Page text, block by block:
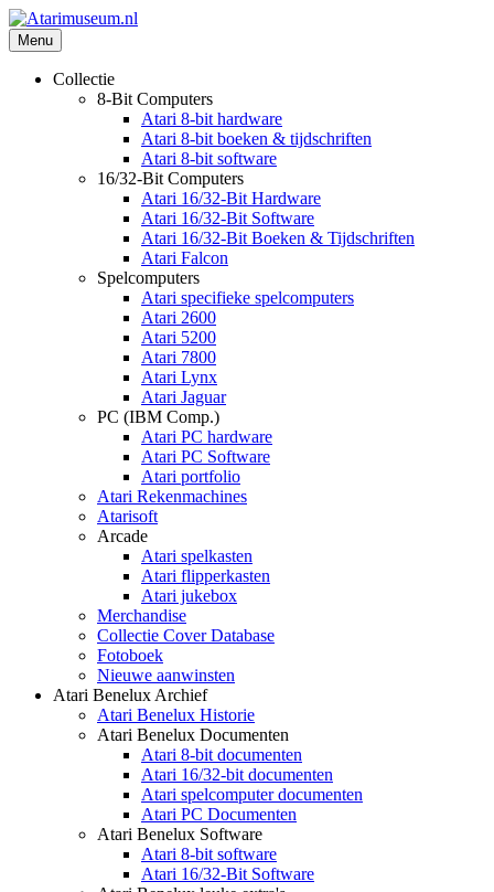
Ga
naar
de
inhoud
Atarimuseum.nl
Atari collection & Benelux Online Archive
Menu
Collectie
8-Bit Computers
Atari 8-bit hardware
Atari 8-bit boeken & tijdschriften
Atari 8-bit software
16/32-Bit Computers
Atari 16/32-Bit Hardware
Atari 16/32-Bit Software
Atari 16/32-Bit Boeken & Tijdschriften
Atari Falcon
Spelcomputers
Atari specifieke spelcomputers
Atari 2600
Atari 5200
Atari 7800
Atari Lynx
Atari Jaguar
PC (IBM Comp.)
Atari PC hardware
Atari PC Software
Atari portfolio
Atari Rekenmachines
Atarisoft
Arcade
Atari spelkasten
Atari flipperkasten
Atari jukebox
Merchandise
Collectie Cover Database
Fotoboek
Nieuwe aanwinsten
Atari Benelux Archief
Atari Benelux Historie
Atari Benelux Documenten
Atari 8-bit documenten
Atari 16/32-bit documenten
Atari spelcomputer documenten
Atari PC Documenten
Atari Benelux Software
Atari 8-bit software
Atari 16/32-Bit Software